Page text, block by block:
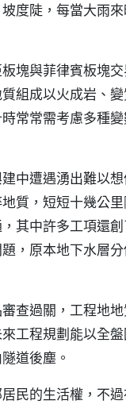
度陡，每當大雨
塊與菲律賓板塊
質組成以火成岩、
常常需考慮多種
中遭遇湧出難以
質，短短十幾公
其中許多工項還
，原本地下水層
查過關，工程地
工程規劃能以全盤
道後塵。
民的生活權，不